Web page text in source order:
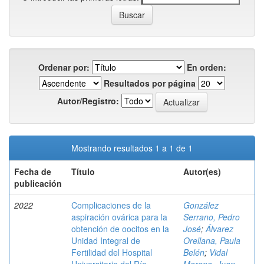
Ordenar por:
En orden:
Resultados por página
Autor/Registro:
Mostrando resultados 1 a 1 de 1
Fecha de
publicación
Título Autor(es)
2022
Complicaciones de la
aspiración ovárica para la
obtención de oocitos en la
Unidad Integral de
Fertilidad del Hospital
González
Serrano, Pedro
José;Álvarez
Orellana, Paula
Belén; Vidal